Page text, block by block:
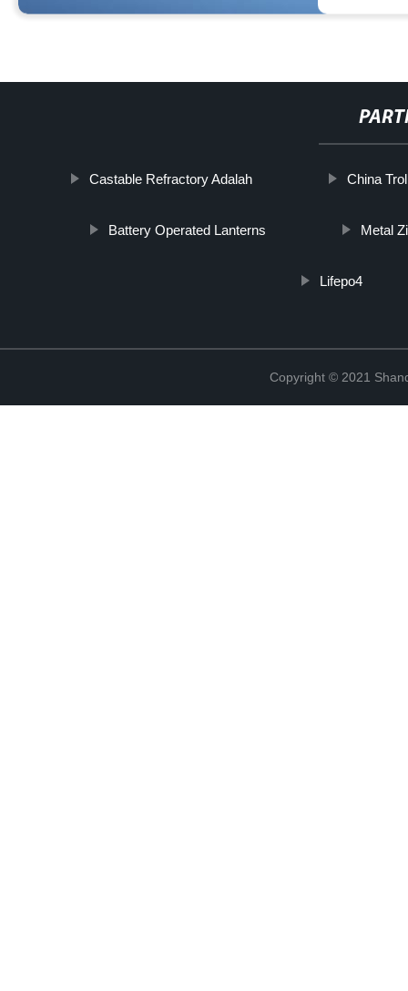
Castable Refractory Adalah China
Battery Operated Lanterns Metal
Lifepo4
Copyright © 2021